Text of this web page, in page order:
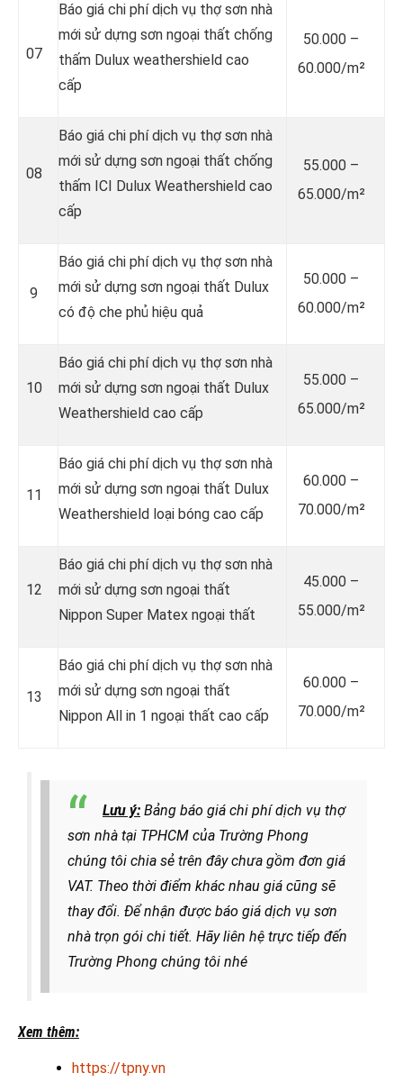
07
Báo giá chi phí dịch vụ thợ sơn nhà
mới sử dựng sơn ngoại thất chống
thấm Dulux weathershield cao
cấp
50.000 –
60.000/m²
08
Báo giá chi phí dịch vụ thợ sơn nhà
mới sử dựng sơn ngoại thất chống
thấm ICI Dulux Weathershield cao
cấp
55.000 –
65.000/m²
9
Báo giá chi phí dịch vụ thợ sơn nhà
mới sử dựng sơn ngoại thất Dulux
có độ che phủ hiệu quả
50.000 –
60.000/m²
10
Báo giá chi phí dịch vụ thợ sơn nhà
mới sử dựng sơn ngoại thất Dulux
Weathershield cao cấp
55.000 –
65.000/m²
11
Báo giá chi phí dịch vụ thợ sơn nhà
mới sử dựng sơn ngoại thất Dulux
Weathershield loại bóng cao cấp
60.000 –
70.000/m²
12
Báo giá chi phí dịch vụ thợ sơn nhà
mới sử dựng sơn ngoại thất
Nippon Super Matex ngoại thất
45.000 –
55.000/m²
13
Báo giá chi phí dịch vụ thợ sơn nhà
mới sử dựng sơn ngoại thất
Nippon All in 1 ngoại thất cao cấp
60.000 –
70.000/m²
Lưu ý: Bảng báo giá chi phí dịch vụ thợ
sơn nhà tại TPHCM của Trường Phong
chúng tôi chia sẻ trên đây chưa gồm đơn giá
VAT. Theo thời điểm khác nhau giá cũng sẽ
thay đổi. Để nhận được báo giá dịch vụ sơn
nhà trọn gói chi tiết. Hãy liên hệ trực tiếp đến
Trường Phong chúng tôi nhé
Xem thêm:
https://tpny.vn